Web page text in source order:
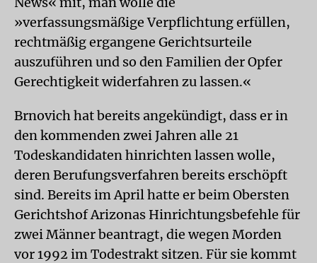
»verfassungsmäßige Verpflichtung erfüllen,
rechtmäßig ergangene Gerichtsurteile
auszuführen und so den Familien der Opfer
Gerechtigkeit widerfahren zu lassen.«
Brnovich hat bereits angekündigt, dass er in
den kommenden zwei Jahren alle 21
Todeskandidaten hinrichten lassen wolle,
deren Berufungsverfahren bereits erschöpft
sind. Bereits im April hatte er beim Obersten
Gerichtshof Arizonas Hinrichtungsbefehle für
zwei Männer beantragt, die wegen Morden
vor 1992 im Todestrakt sitzen. Für sie kommt